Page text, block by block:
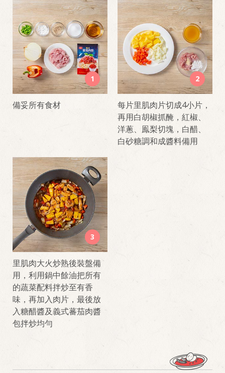
1
備妥所有食材
2
每片里肌肉片切成4小片，
再用白胡椒抓醃，紅椒、
洋蔥、鳯梨切塊，白醋、
白砂糖調和成醬料備用
3
里肌肉大火炒熟後裝盤備
用，利用鍋中餘油把所有
的蔬菜配料拌炒至有香
味，再加入肉片，最後放
入糖醋醬及義式蕃茄肉醬
包拌炒均勻